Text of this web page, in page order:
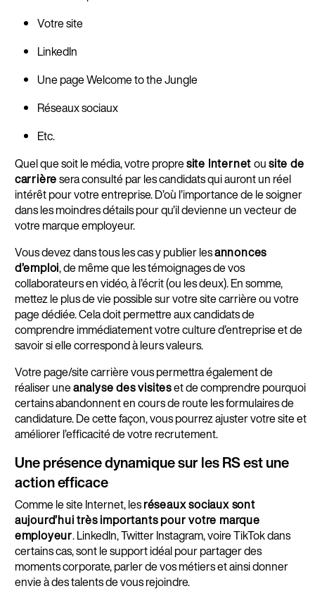
Votre site
LinkedIn
Une page Welcome to the Jungle
Réseaux sociaux
Etc.
Quel que soit le média, votre propresite Internetousite de
carrièresera consulté par les candidats qui auront un réel
intérêt pour votre entreprise. D’où l’importance de le soigner
dans les moindres détails pour qu’il devienne un vecteur de
votre marque employeur.
Vous devez dans tous les cas y publier lesannonces
d’emploi, de même que les témoignages de vos
collaborateurs en vidéo, à l’écrit (ou les deux). En somme,
mettez le plus de vie possible sur votre site carrière ou votre
page dédiée. Cela doit permettre aux candidats de
comprendre immédiatement votre culture d’entreprise et de
savoir si elle correspond à leurs valeurs.
Votre page/site carrière vous permettra également de
réaliser uneanalyse des visiteset de comprendre pourquoi
certains abandonnent en cours de route les formulaires de
candidature. De cette façon, vous pourrez ajuster votre site et
améliorer l’efficacité de votre recrutement.
Une présence dynamique sur les RS est une
action efficace
Comme le site Internet, lesréseaux sociaux sont
aujourd’hui très importants pour votre marque
employeur. LinkedIn, Twitter Instagram, voire TikTok dans
certains cas, sont le support idéal pour partager des
moments corporate, parler de vos métiers et ainsi donner
envie à des talents de vous rejoindre.